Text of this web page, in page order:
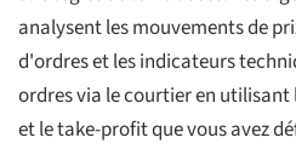
analysent les mouvements de
d'ordres et les indicateurs
ordres via le courtier en utilisant
et le take-profit que vous avez